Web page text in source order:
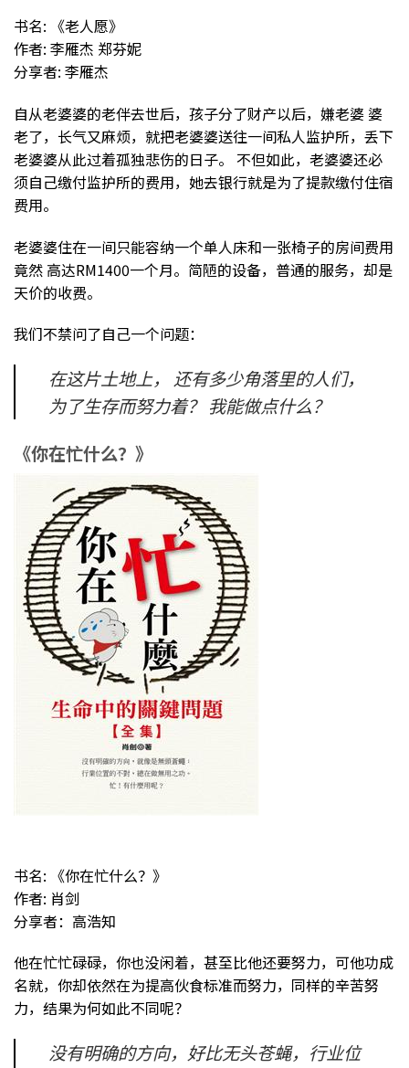
书名: 《老人愿》
作者: 李雁杰 郑芬妮
分享者: 李雁杰
自从老婆婆的老伴去世后，孩子分了财产以后，嫌老婆 婆
老了，长气又麻烦，就把老婆婆送往一间私人监护所，丢下
老婆婆从此过着孤独悲伤的日子。 不但如此，老婆婆还必
须自己缴付监护所的费用，她去银行就是为了提款缴付住宿
费用。
老婆婆住在一间只能容纳一个单人床和一张椅子的房间费用
竟然 高达RM1400一个月。简陋的设备，普通的服务，却是
天价的收费。
我们不禁问了自己一个问题：
在这片土地上， 还有多少角落里的人们，
为了生存而努力着？ 我能做点什么？
《你在忙什么？》
书名: 《你在忙什么？》
作者: 肖剑
分享者：高浩知
他在忙忙碌碌，你也没闲着，甚至比他还要努力，可他功成
名就，你却依然在为提高伙食标准而努力，同样的辛苦努
力，结果为何如此不同呢？
没有明确的方向，好比无头苍蝇，行业位